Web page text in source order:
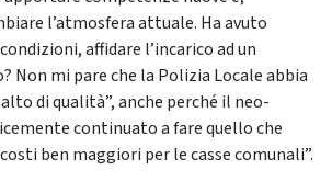
l’atmosfera attuale. Ha avuto
affidare l’incarico ad un
Non mi pare che la Polizia Locale abbia
di qualità”, anche perché il neo-
continuato a fare quello che
ben maggiori per le casse comunali”.